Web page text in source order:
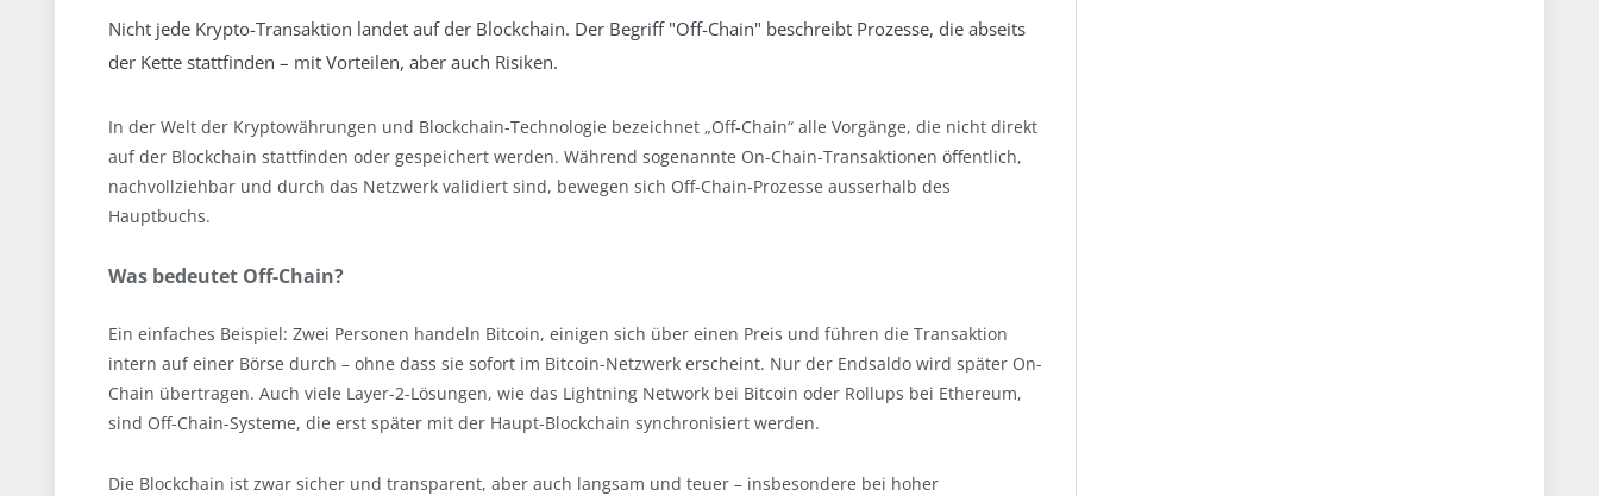
Nicht jede Krypto-Transaktion landet auf der Blockchain. Der Begriff "Off-Chain" beschreibt Prozesse, die abseits
der Kette stattfinden – mit Vorteilen, aber auch Risiken.
In der Welt der Kryptowährungen und Blockchain-Technologie bezeichnet „Off-Chain“ alle Vorgänge, die nicht direkt
auf der Blockchain stattfinden oder gespeichert werden. Während sogenannte On-Chain-Transaktionen öffentlich,
nachvollziehbar und durch das Netzwerk validiert sind, bewegen sich Off-Chain-Prozesse ausserhalb des
Hauptbuchs.
Was bedeutet Off-Chain?
Ein einfaches Beispiel: Zwei Personen handeln Bitcoin, einigen sich über einen Preis und führen die Transaktion
intern auf einer Börse durch – ohne dass sie sofort im Bitcoin-Netzwerk erscheint. Nur der Endsaldo wird später On-
Chain übertragen. Auch viele Layer-2-Lösungen, wie das Lightning Network bei Bitcoin oder Rollups bei Ethereum,
sind Off-Chain-Systeme, die erst später mit der Haupt-Blockchain synchronisiert werden.
Die Blockchain ist zwar sicher und transparent, aber auch langsam und teuer – insbesondere bei hoher